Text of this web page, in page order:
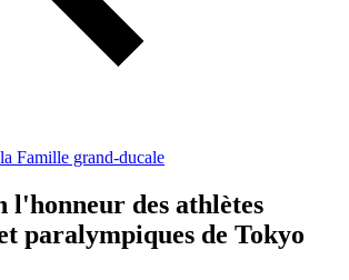
Famille grand-ducale
l'honneur des athlètes
paralympiques de Tokyo